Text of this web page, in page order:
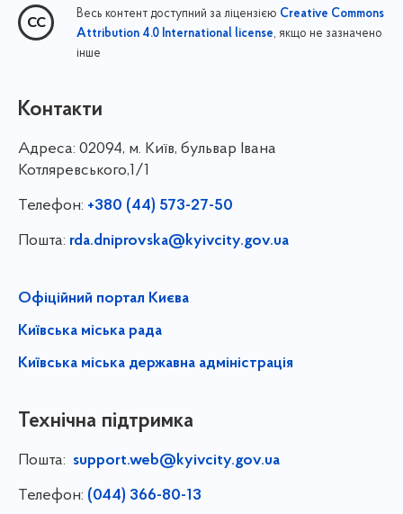
Весь контент доступний за ліцензією Creative Commons
Attribution 4.0 International license, якщо не зазначено
інше
Контакти
Адреса: 02094, м. Київ, бульвар Івана
Котляревського,1/1
Телефон: +380 (44) 573-27-50
Пошта: rda.dniprovska@kyivcity.gov.ua
Офіційний портал Києва
Київська міська рада
Київська міська державна адміністрація
Технічна підтримка
Пошта: support.web@kyivcity.gov.ua
Телефон: (044) 366-80-13